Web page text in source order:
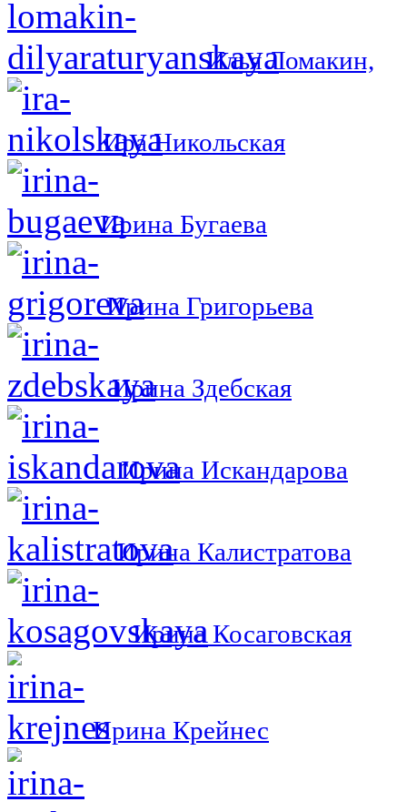
Илья Ломакин,
Ира Никольская
Ирина Бугаева
Ирина Григорьева
Ирина Здебская
Ирина Искандарова
Ирина Калистратова
Ирина Косаговская
Ирина Крейнес